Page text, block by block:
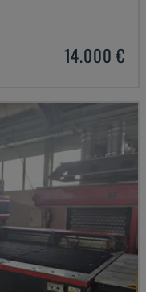
14.000 €